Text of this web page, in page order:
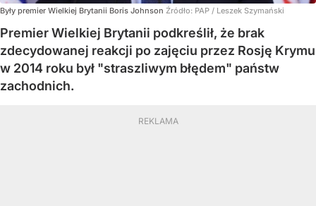
Były premier Wielkiej Brytanii Boris Johnson Źródło: PAP / Leszek Szymański
Premier Wielkiej Brytanii podkreślił, że brak
zdecydowanej reakcji po zajęciu przez Rosję Krymu
w 2014 roku był "straszliwym błędem" państw
zachodnich.